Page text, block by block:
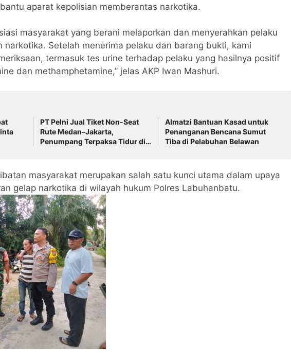
aparat kepolisian memberantas narkotika.
masyarakat yang berani melaporkan dan menyerahkan pelaku
narkotika. Setelah menerima pelaku dan barang bukti, kami
termasuk tes urine terhadap pelaku yang hasilnya positif
dan methamphetamine,” jelas AKP Iwan Mashuri.
PT Pelni Jual Tiket Non-Seat
Rute Medan–Jakarta,
Penumpang Terpaksa Tidur di
Almatzi Bantuan Kasad untuk
Penanganan Bencana Sumut
Tiba di Pelabuhan Belawan
masyarakat merupakan salah satu kunci utama dalam upaya
gelap narkotika di wilayah hukum Polres Labuhanbatu.